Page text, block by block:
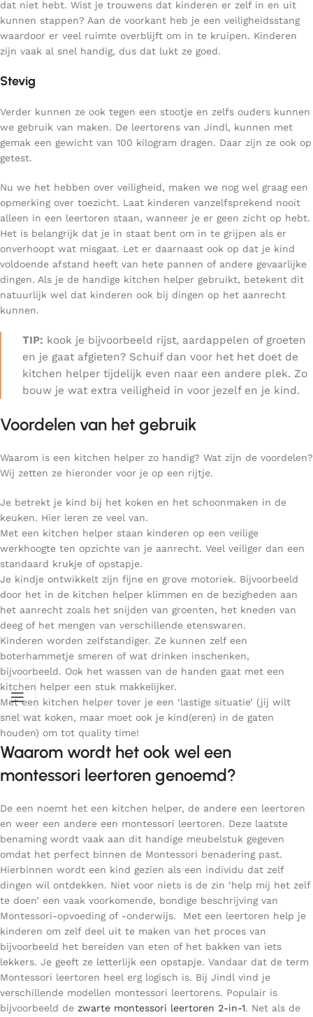
dat niet hebt. Wist je trouwens dat kinderen er zelf in en uit
kunnen stappen? Aan de voorkant heb je een veiligheidsstang
waardoor er veel ruimte overblijft om in te kruipen. Kinderen
zijn vaak al snel handig, dus dat lukt ze goed.
Stevig
Verder kunnen ze ook tegen een stootje en zelfs ouders kunnen
we gebruik van maken. De leertorens van Jindl, kunnen met
gemak een gewicht van 100 kilogram dragen. Daar zijn ze ook op
getest.
Nu we het hebben over veiligheid, maken we nog wel graag een
opmerking over toezicht. Laat kinderen vanzelfsprekend nooit
alleen in een leertoren staan, wanneer je er geen zicht op hebt.
Het is belangrijk dat je in staat bent om in te grijpen als er
onverhoopt wat misgaat. Let er daarnaast ook op dat je kind
voldoende afstand heeft van hete pannen of andere gevaarlijke
dingen. Als je de handige kitchen helper gebruikt, betekent dit
natuurlijk wel dat kinderen ook bij dingen op het aanrecht
kunnen.
TIP: kook je bijvoorbeeld rijst, aardappelen of groeten
en je gaat afgieten? Schuif dan voor het het doet de
kitchen helper tijdelijk even naar een andere plek. Zo
bouw je wat extra veiligheid in voor jezelf en je kind.
Voordelen van het gebruik
Waarom is een kitchen helper zo handig? Wat zijn de voordelen?
Wij zetten ze hieronder voor je op een rijtje.
Je betrekt je kind bij het koken en het schoonmaken in de
keuken. Hier leren ze veel van.
Met een kitchen helper staan kinderen op een veilige
werkhoogte ten opzichte van je aanrecht. Veel veiliger dan een
standaard krukje of opstapje.
Je kindje ontwikkelt zijn fijne en grove motoriek. Bijvoorbeeld
door het in de kitchen helper klimmen en de bezigheden aan
het aanrecht zoals het snijden van groenten, het kneden van
deeg of het mengen van verschillende etenswaren.
Kinderen worden zelfstandiger. Ze kunnen zelf een
boterhammetje smeren of wat drinken inschenken,
bijvoorbeeld. Ook het wassen van de handen gaat met een
kitchen helper een stuk makkelijker.
Met een kitchen helper tover je een ‘lastige situatie’ (jij wilt
snel wat koken, maar moet ook je kind(eren) in de gaten
houden) om tot quality time!
Waarom wordt het ook wel een
montessori leertoren genoemd?
De een noemt het een kitchen helper, de andere een leertoren
en weer een andere een montessori leertoren. Deze laatste
benaming wordt vaak aan dit handige meubelstuk gegeven
omdat het perfect binnen de Montessori benadering past.
Hierbinnen wordt een kind gezien als een individu dat zelf
dingen wil ontdekken. Niet voor niets is de zin ‘help mij het zelf
te doen’ een vaak voorkomende, bondige beschrijving van
Montessori-opvoeding of -onderwijs.
Met een leertoren help je
kinderen om zelf deel uit te maken van het proces van
bijvoorbeeld het bereiden van eten of het bakken van iets
lekkers. Je geeft ze letterlijk een opstapje. Vandaar dat de term
Montessori leertoren heel erg logisch is. Bij Jindl vind je
verschillende modellen montessori leertorens. Populair is
bijvoorbeeld de zwarte montessori leertoren 2-in-1. Net als de